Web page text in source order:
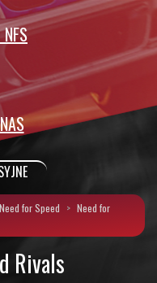
for Speed
Need for
Rivals